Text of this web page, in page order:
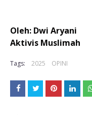
Oleh: Dwi Aryani
Aktivis Muslimah
Tags: 2025 OPINI